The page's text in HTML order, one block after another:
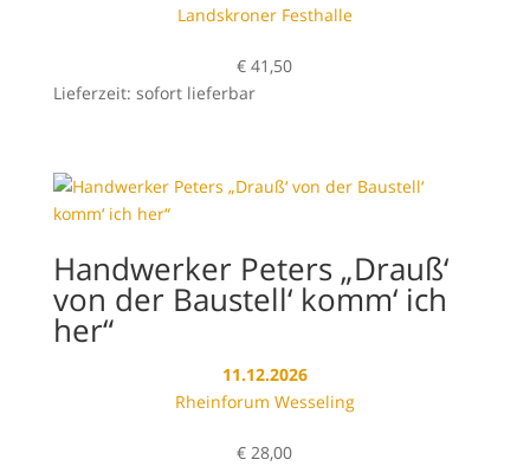
Landskroner Festhalle
€ 41,50
Lieferzeit: sofort lieferbar
Handwerker Peters „Drauß‘
von der Baustell‘ komm‘ ich
her“
11.12.2026
Rheinforum Wesseling
€ 28,00